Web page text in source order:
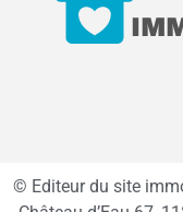
© Editeur du site